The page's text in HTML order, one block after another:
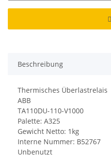
Beschreibung
Thermisches Überlastrelais
ABB
TA110DU-110-V1000
Palette: A325
Gewicht Netto: 1kg
Interne Nummer: B52767
Unbenutzt